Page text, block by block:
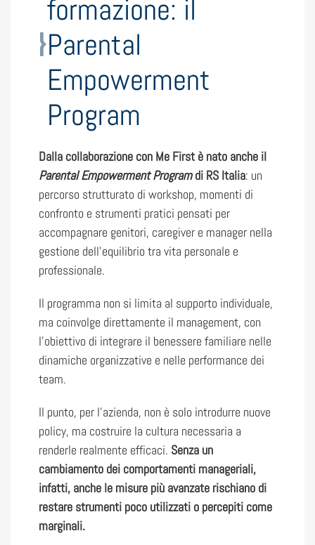
formazione: il
Parental
Empowerment
Program
Dalla collaborazione con Me First è nato anche il
Parental Empowerment Programdi RS Italia: un
percorso strutturato di workshop, momenti di
confronto e strumenti pratici pensati per
accompagnare genitori, caregiver e manager nella
gestione dell’equilibrio tra vita personale e
professionale.
Il programma non si limita al supporto individuale,
ma coinvolge direttamente il management, con
l’obiettivo di integrare il benessere familiare nelle
dinamiche organizzative e nelle performance dei
team.
Il punto, per l’azienda, non è solo introdurre nuove
policy, ma costruire la cultura necessaria a
renderle realmente efficaci. Senza un
cambiamento dei comportamenti manageriali,
infatti, anche le misure più avanzate rischiano di
restare strumenti poco utilizzati o percepiti come
marginali.